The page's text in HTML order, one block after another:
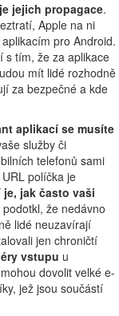
jejich propagace.
Apple na ni
pro Android.
s tím, že za aplikace
mít lidé rozhodně
za bezpečné a kde
aplikací se musíte
služby či
telefonů sami
políčka je
jak často vaši
podotkl, že nedávno
lidé neuzavírají
jen chroničtí
vstupu u
dovolit velké e-
jež jsou součástí